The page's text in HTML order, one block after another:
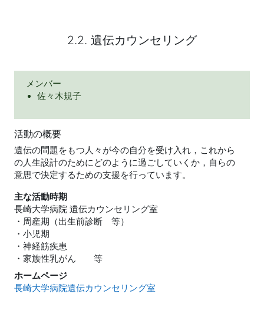
2.2. 遺伝カウンセリング
メンバー
佐々木規子
活動の概要
遺伝の問題をもつ人々が今の自分を受け入れ，これから
の人生設計のためにどのように過ごしていくか，自らの
意思で決定するための支援を行っています。
主な活動時期
長崎大学病院 遺伝カウンセリング室
・周産期（出生前診断 等）
・小児期
・神経筋疾患
・家族性乳がん 等
ホームページ
長崎大学病院遺伝カウンセリング室